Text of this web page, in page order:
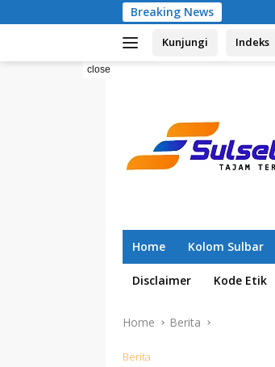
to
Breaking News
Kunjungi Indeks
close
Home Kolom Sulbar
Disclaimer Kode Etik
Home Berita
Berita